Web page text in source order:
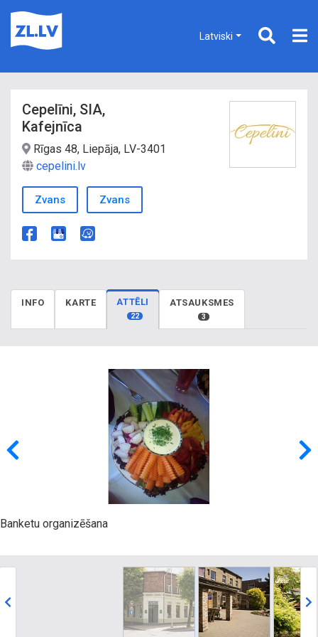
Latviski
Cepelīni, SIA,
Kafejnīca
Rīgas 48, Liepāja, LV-3401
cepelini.lv
Zvans Zvans
INFO KARTE ATTĒLI
22
ATSAUKSMES
3
Banketu organizēšana